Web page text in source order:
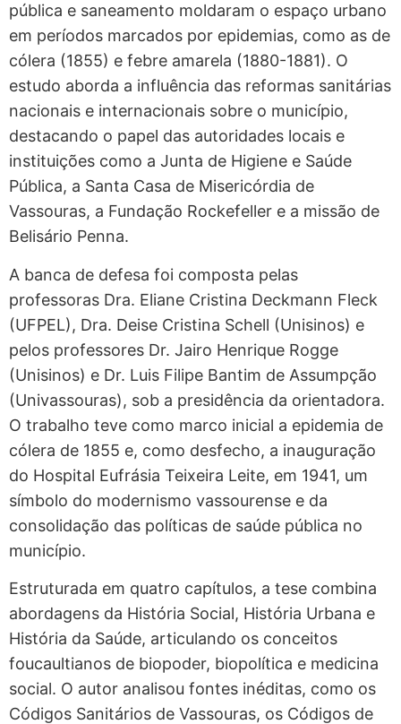
pública e saneamento moldaram o espaço urbano
em períodos marcados por epidemias, como as de
cólera (1855) e febre amarela (1880-1881). O
estudo aborda a influência das reformas sanitárias
nacionais e internacionais sobre o município,
destacando o papel das autoridades locais e
instituições como a Junta de Higiene e Saúde
Pública, a Santa Casa de Misericórdia de
Vassouras, a Fundação Rockefeller e a missão de
Belisário Penna.
A banca de defesa foi composta pelas
professoras Dra. Eliane Cristina Deckmann Fleck
(UFPEL), Dra. Deise Cristina Schell (Unisinos) e
pelos professores Dr. Jairo Henrique Rogge
(Unisinos) e Dr. Luis Filipe Bantim de Assumpção
(Univassouras), sob a presidência da orientadora.
O trabalho teve como marco inicial a epidemia de
cólera de 1855 e, como desfecho, a inauguração
do Hospital Eufrásia Teixeira Leite, em 1941, um
símbolo do modernismo vassourense e da
consolidação das políticas de saúde pública no
município.
Estruturada em quatro capítulos, a tese combina
abordagens da História Social, História Urbana e
História da Saúde, articulando os conceitos
foucaultianos de biopoder, biopolítica e medicina
social. O autor analisou fontes inéditas, como os
Códigos Sanitários de Vassouras, os Códigos de